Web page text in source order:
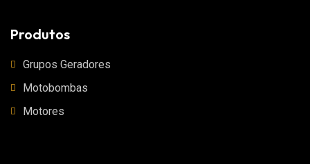
Produtos
Grupos Geradores
Motobombas
Motores